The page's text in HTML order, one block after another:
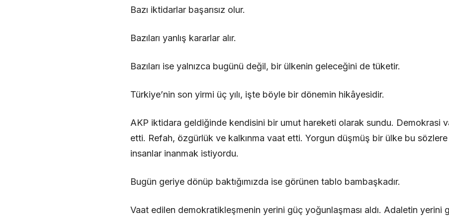
Bazı iktidarlar başarısız olur.
Bazıları yanlış kararlar alır.
Bazıları ise yalnızca bugünü değil, bir ülkenin geleceğini de tüketir.
Türkiye’nin son yirmi üç yılı, işte böyle bir dönemin hikâyesidir.
AKP iktidara geldiğinde kendisini bir umut hareketi olarak sundu. Demokrasi
etti. Refah, özgürlük ve kalkınma vaat etti. Yorgun düşmüş bir ülke bu sözlere
insanlar inanmak istiyordu.
Bugün geriye dönüp baktığımızda ise görünen tablo bambaşkadır.
Vaat edilen demokratikleşmenin yerini güç yoğunlaşması aldı. Adaletin yerini